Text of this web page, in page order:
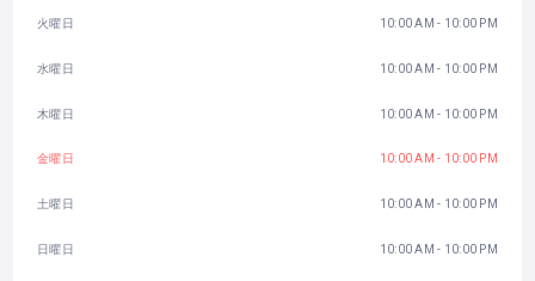
火曜日 10:00 AM - 10:00 PM
水曜日 10:00 AM - 10:00 PM
木曜日 10:00 AM - 10:00 PM
金曜日 10:00 AM - 10:00 PM
土曜日 10:00 AM - 10:00 PM
日曜日 10:00 AM - 10:00 PM